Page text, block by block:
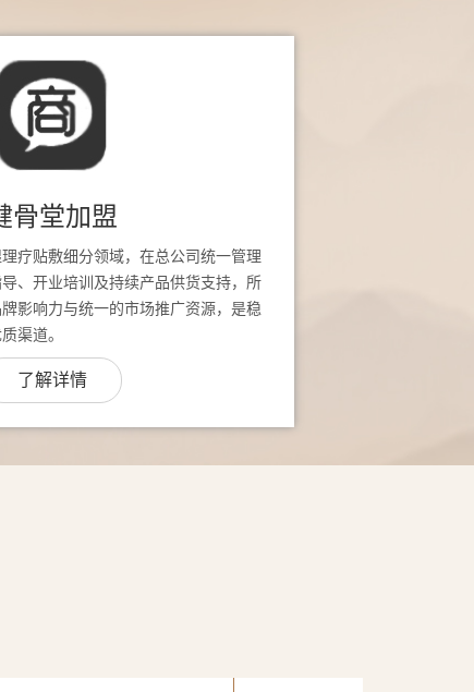
骨堂加盟
疗贴敷细分领域，在总公司统一管理
、开业培训及持续产品供货支持，所
影响力与统一的市场推广资源，是稳
渠道。
了解详情